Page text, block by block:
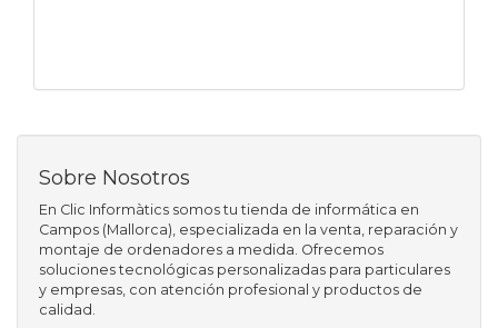
Sobre Nosotros
En Clic Informàtics somos tu tienda de informática en
Campos (Mallorca), especializada en la venta, reparación y
montaje de ordenadores a medida. Ofrecemos
soluciones tecnológicas personalizadas para particulares
y empresas, con atención profesional y productos de
calidad.